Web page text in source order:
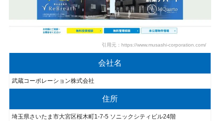
引用元：https://www.musashi-corporation.com/
会社名
武蔵コーポレーション株式会社
住所
埼玉県さいたま市大宮区桜木町1-7-5 ソニックシティビル24階